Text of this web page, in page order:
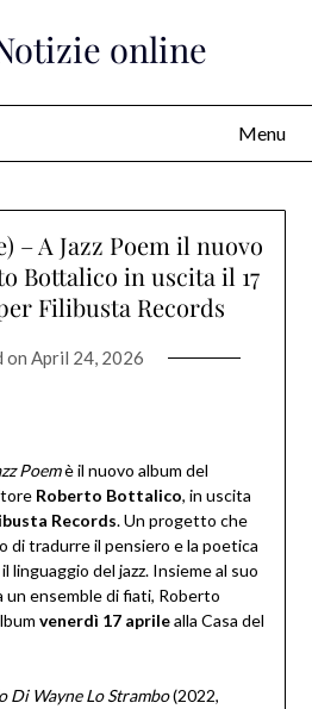
online
Menu
– A Jazz Poem il nuovo
Bottalico in uscita il 17
Filibusta Records
on April 24, 2026
Poemè il nuovo album del
Roberto Bottalico, in uscita
Records. Un progetto che
di tradurre il pensiero e la poetica
linguaggio del jazz. Insieme al suo
ensemble di fiati, Roberto
venerdì 17 aprilealla Casa del
Di Wayne Lo Strambo(2022,